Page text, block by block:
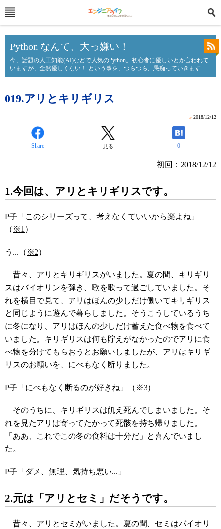
Python なんて、大っ嫌い！
今、話題の人工知能(AI)などで人気のPython。初心者に優しいとか言われて
いますが、全然優しくない！ という事を、つらつら、愚痴っていきます
019.アリとキリギリス
» 2018/12/12
Share 見る 0
初回：2018/12/12
1.今回は、アリとキリギリスです。
P子「このシリーズって、考えなくていいから楽よね」
（ ※1 ）
う...（ ※2）
昔々、アリとキリギリスがいました。夏の間、キリギリ
スはバイオリンを弾き、歌を歌って過ごしていました。そ
れを横目で見て、アリはほんの少しだけ働いてキリギリス
と同じように遊んで暮らしました。そうこうしているうち
に冬になり、アリはほんの少しだけ蓄えた食べ物を食べて
いました。キリギリスは何も貯えがなかったのでアリに食
べ物を分けてもらおうとお願いしましたが、アリはキリギ
リスのお願いを、にべもなく断りました。
P子「にべもなく断るのが好きね」（ ※3）
そのうちに、キリギリスは飢え死んでしまいました。そ
れを見たアリは寄ってたかって死骸を持ち帰りました。
「ああ、これでこの冬の食料は十分だ」と喜んでいまし
た。
P子「ダメ、無理、気持ち悪い...」
2.元は「アリとセミ」だそうです。
昔々、アリとセミがいました。夏の間、セミはバイオリ